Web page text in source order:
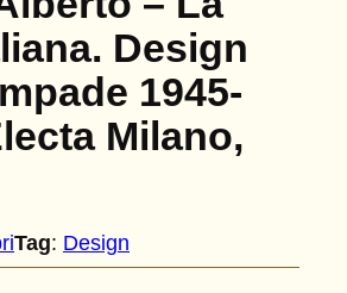
Design
1945-
Milano,
Tag: Design